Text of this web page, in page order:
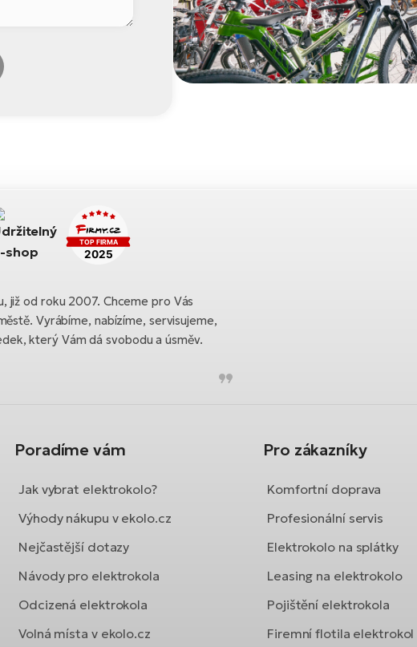
již od roku 2007. Chceme pro Vás
Vyrábíme, nabízíme, servisujeme,
který Vám dá svobodu a úsměv.
Poradíme vám
Jak vybrat elektrokolo?
Výhody nákupu v ekolo.cz
Nejčastější dotazy
Návody pro elektrokola
Odcizená elektrokola
Volná místa v ekolo.cz
Pro zákazníky
Komfortní doprava
Profesionální servis
Elektrokolo na splátky
Leasing na elektrokolo
Pojištění elektrokola
Firemní flotila elektrokol